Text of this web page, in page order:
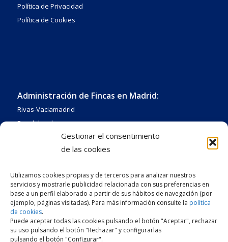
Gestionar el consentimiento
de las cookies
Utilizamos cookies propias y de terceros para analizar nuestros
servicios y mostrarle publicidad relacionada con sus preferencias en
base a un perfil elaborado a partir de sus hábitos de navegación (por
ejemplo, páginas visitadas). Para más información consulte la política
de cookies.
Puede aceptar todas las cookies pulsando el botón "Aceptar", rechazar
su uso pulsando el botón "Rechazar" y configurarlas
pulsando el botón "Configurar".
Política de Privacidad
Política de Cookies
Administración de Fincas en Madrid:
Rivas-Vaciamadrid
Fuenlabrada
Pinto
Coslada
Pozuelo de Alarcón
Mejorada del Campo
Arganda del Rey